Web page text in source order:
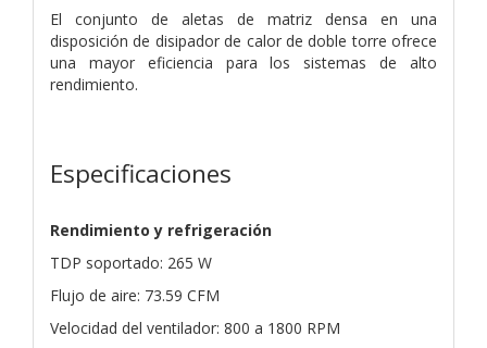
El conjunto de aletas de matriz densa en una
disposición de disipador de calor de doble torre ofrece
una mayor eficiencia para los sistemas de alto
rendimiento.
Especificaciones
Rendimiento y refrigeración
TDP soportado: 265 W
Flujo de aire: 73.59 CFM
Velocidad del ventilador: 800 a 1800 RPM